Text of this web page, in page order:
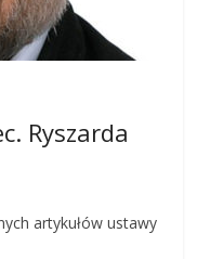
Ryszarda
artykułów ustawy